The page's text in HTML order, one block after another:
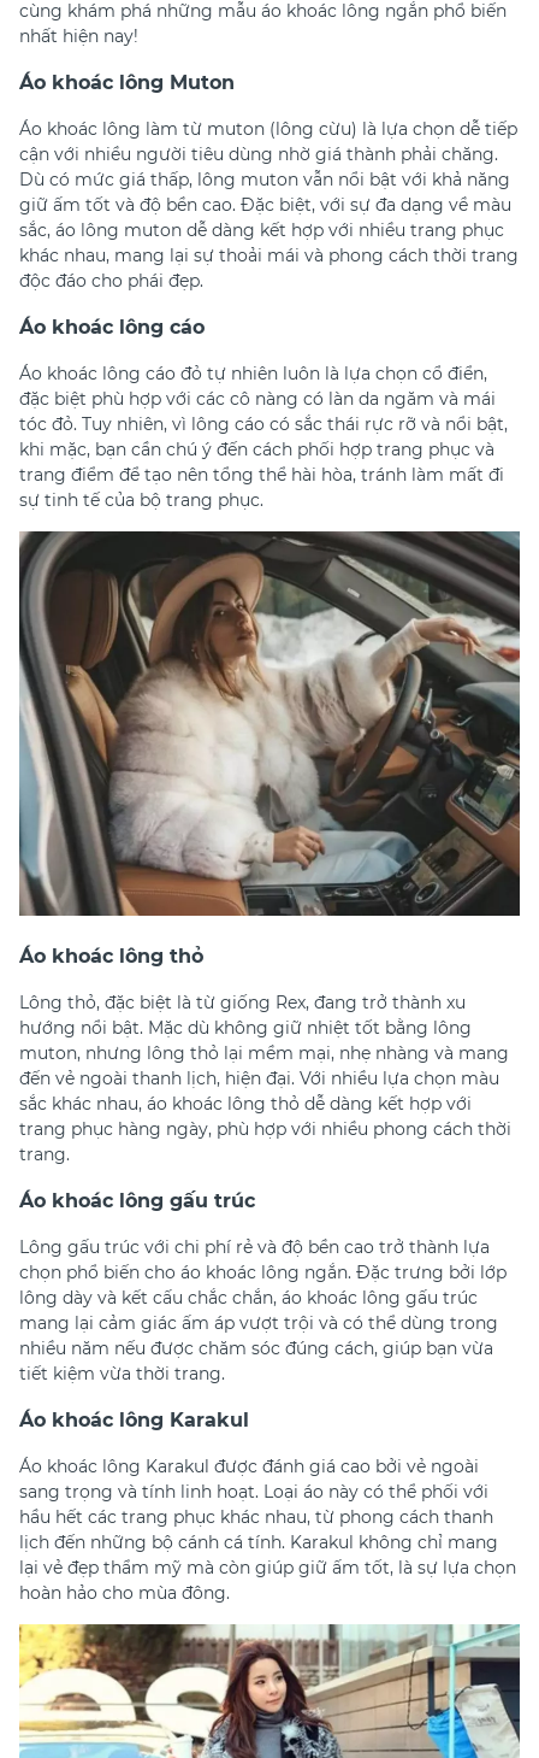
cùng khám phá những mẫu áo khoác lông ngắn phổ biến
nhất hiện nay!
Áo khoác lông Muton
Áo khoác lông làm từ muton (lông cừu) là lựa chọn dễ tiếp
cận với nhiều người tiêu dùng nhờ giá thành phải chăng.
Dù có mức giá thấp, lông muton vẫn nổi bật với khả năng
giữ ấm tốt và độ bền cao. Đặc biệt, với sự đa dạng về màu
sắc, áo lông muton dễ dàng kết hợp với nhiều trang phục
khác nhau, mang lại sự thoải mái và phong cách thời trang
độc đáo cho phái đẹp.
Áo khoác lông cáo
Áo khoác lông cáo đỏ tự nhiên luôn là lựa chọn cổ điển,
đặc biệt phù hợp với các cô nàng có làn da ngăm và mái
tóc đỏ. Tuy nhiên, vì lông cáo có sắc thái rực rỡ và nổi bật,
khi mặc, bạn cần chú ý đến cách phối hợp trang phục và
trang điểm để tạo nên tổng thể hài hòa, tránh làm mất đi
sự tinh tế của bộ trang phục.
Áo khoác lông thỏ
Lông thỏ, đặc biệt là từ giống Rex, đang trở thành xu
hướng nổi bật. Mặc dù không giữ nhiệt tốt bằng lông
muton, nhưng lông thỏ lại mềm mại, nhẹ nhàng và mang
đến vẻ ngoài thanh lịch, hiện đại. Với nhiều lựa chọn màu
sắc khác nhau, áo khoác lông thỏ dễ dàng kết hợp với
trang phục hàng ngày, phù hợp với nhiều phong cách thời
trang.
Áo khoác lông gấu trúc
Lông gấu trúc với chi phí rẻ và độ bền cao trở thành lựa
chọn phổ biến cho áo khoác lông ngắn. Đặc trưng bởi lớp
lông dày và kết cấu chắc chắn, áo khoác lông gấu trúc
mang lại cảm giác ấm áp vượt trội và có thể dùng trong
nhiều năm nếu được chăm sóc đúng cách, giúp bạn vừa
tiết kiệm vừa thời trang.
Áo khoác lông Karakul
Áo khoác lông Karakul được đánh giá cao bởi vẻ ngoài
sang trọng và tính linh hoạt. Loại áo này có thể phối với
hầu hết các trang phục khác nhau, từ phong cách thanh
lịch đến những bộ cánh cá tính. Karakul không chỉ mang
lại vẻ đẹp thẩm mỹ mà còn giúp giữ ấm tốt, là sự lựa chọn
hoàn hảo cho mùa đông.